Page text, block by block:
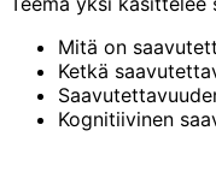
Mitä on
Ketkä
Kognitiivinen